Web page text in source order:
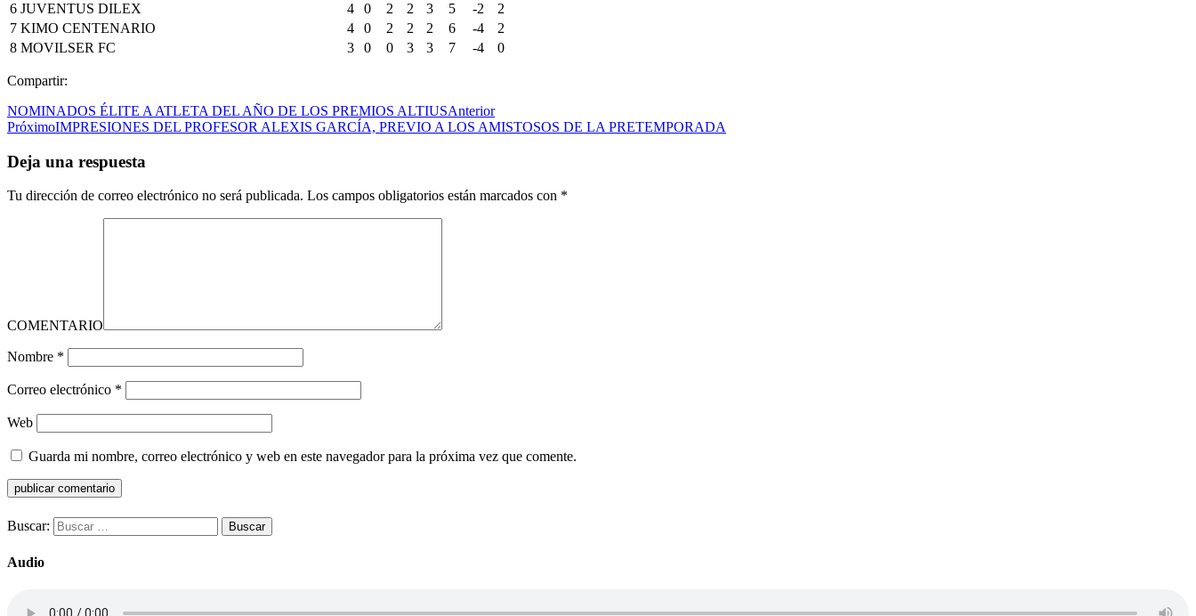
6 JUVENTUS DILEX 4 0 2 2 3 5 -2
2
7 KIMO CENTENARIO 4 0 2 2 2 6 -4
2
8 MOVILSER FC 3 0 0 3 3 7 -4 0
Compartir:
NOMINADOS ÉLITE A ATLETA DEL AÑO DE LOS PREMIOS ALTIUSAnterior
PróximoIMPRESIONES DEL PROFESOR ALEXIS GARCÍA, PREVIO A LOS AMISTOSOS DE LA PRETEMPORADA
Deja una respuesta
Tu dirección de correo electrónico no será publicada. Los campos obligatorios están marcados con *
COMENTARIO
Nombre *
Correo electrónico *
Web
Guarda mi nombre, correo electrónico y web en este navegador para la próxima vez que comente.
Buscar:
Audio